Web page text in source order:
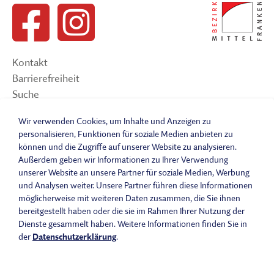
Kontakt
Barrierefreiheit
Suche
Impressum
Datenschutzerklärung
Barrierefreiheitserklärung
Leichte Sprache
Widerrufsbelehrung
Vertrag widerrufen
AGB
Benutzungsordnung
Wir verwenden Cookies, um Inhalte und Anzeigen zu
personalisieren, Funktionen für soziale Medien anbieten zu
können und die Zugriffe auf unserer Website zu analysieren.
Außerdem geben wir Informationen zu Ihrer Verwendung
unserer Website an unsere Partner für soziale Medien, Werbung
und Analysen weiter. Unsere Partner führen diese Informationen
möglicherweise mit weiteren Daten zusammen, die Sie ihnen
bereitgestellt haben oder die sie im Rahmen Ihrer Nutzung der
Dienste gesammelt haben. Weitere Informationen finden Sie in
der Datenschutzerklärung.